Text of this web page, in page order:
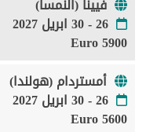
فيينا (النمسا)
26 - 30 ابريل 2027
5900 Euro
أمستردام (هولندا)
26 - 30 ابريل 2027
5600 Euro